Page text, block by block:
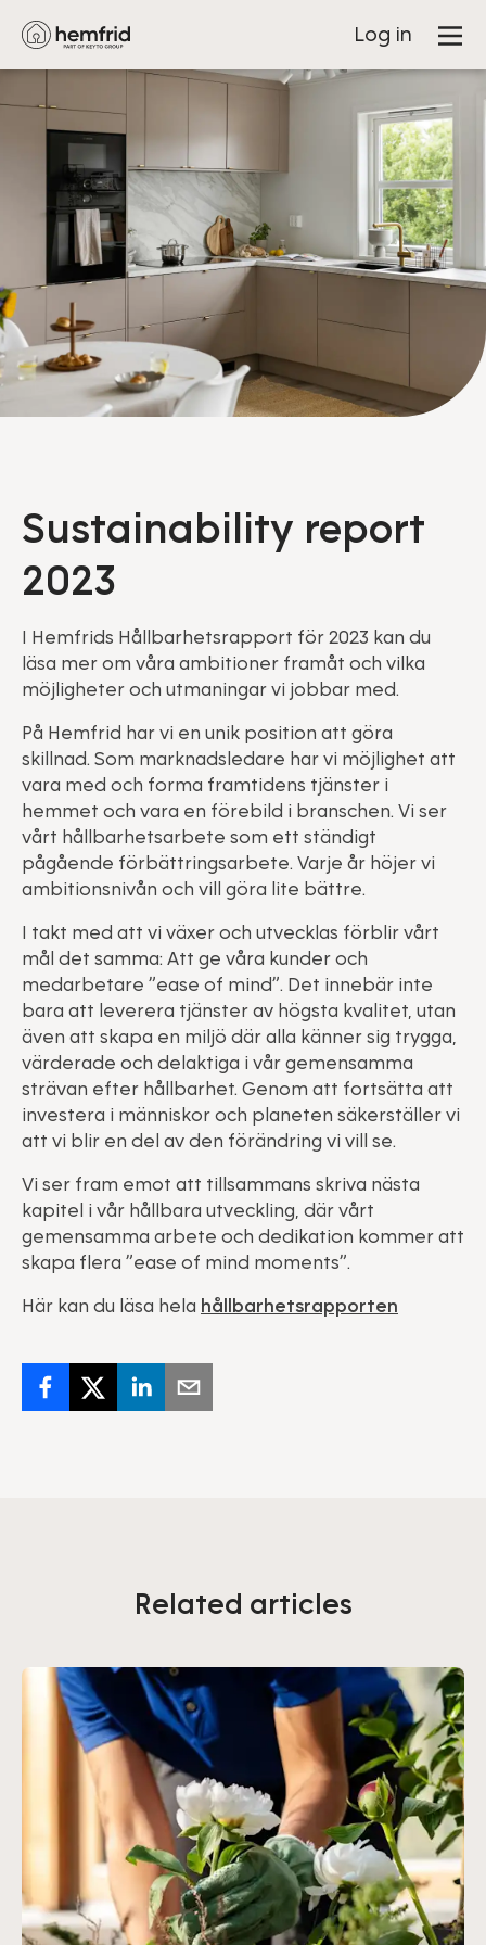
Log in
Sustainability report
2023
I Hemfrids Hållbarhetsrapport för 2023 kan du
läsa mer om våra ambitioner framåt och vilka
möjligheter och utmaningar vi jobbar med.
På Hemfrid har vi en unik position att göra
skillnad. Som marknadsledare har vi möjlighet att
vara med och forma framtidens tjänster i
hemmet och vara en förebild i branschen. Vi ser
vårt hållbarhetsarbete som ett ständigt
pågående förbättringsarbete. Varje år höjer vi
ambitionsnivån och vill göra lite bättre.
I takt med att vi växer och utvecklas förblir vårt
mål det samma: Att ge våra kunder och
medarbetare ”ease of mind”. Det innebär inte
bara att leverera tjänster av högsta kvalitet, utan
även att skapa en miljö där alla känner sig trygga,
värderade och delaktiga i vår gemensamma
strävan efter hållbarhet. Genom att fortsätta att
investera i människor och planeten säkerställer vi
att vi blir en del av den förändring vi vill se.
Vi ser fram emot att tillsammans skriva nästa
kapitel i vår hållbara utveckling, där vårt
gemensamma arbete och dedikation kommer att
skapa flera ”ease of mind moments”.
Här kan du läsa hela hållbarhetsrapporten
Related articles